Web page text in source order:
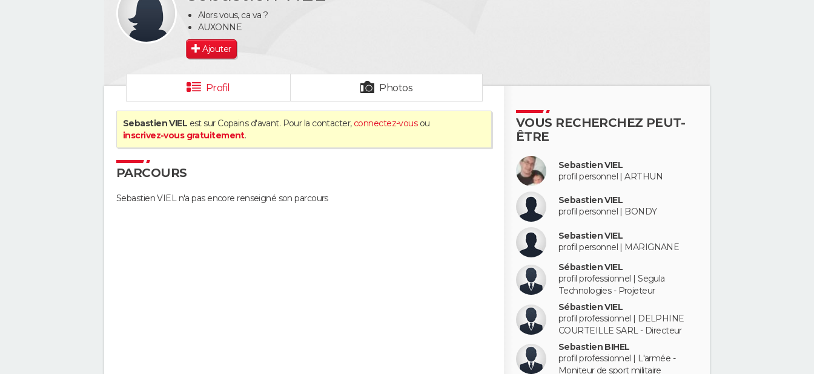
Alors vous, ca va ?
AUXONNE
Ajouter
Profil Photos
Sebastien VIEL est sur Copains d'avant. Pour la contacter, connectez-vousou
inscrivez-vous gratuitement.
PARCOURS
Sebastien VIEL n'a pas encore renseigné son parcours
VOUS RECHERCHEZ PEUT-
ÊTRE
Sebastien VIEL
profil personnel | ARTHUN
Sebastien VIEL
profil personnel | BONDY
Sebastien VIEL
profil personnel | MARIGNANE
Sébastien VIEL
profil professionnel | Segula
Technologies - Projeteur
Sébastien VIEL
profil professionnel | DELPHINE
COURTEILLE SARL - Directeur
Sebastien BIHEL
profil professionnel | L'armée -
Moniteur de sport militaire